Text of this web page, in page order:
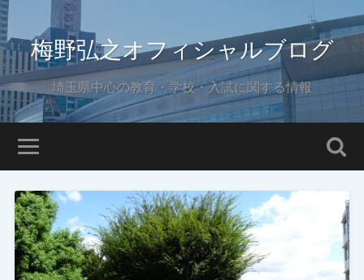
梅野弘之オフィシャルブログ
埼玉県中心の教育・学校・入試に関する情報